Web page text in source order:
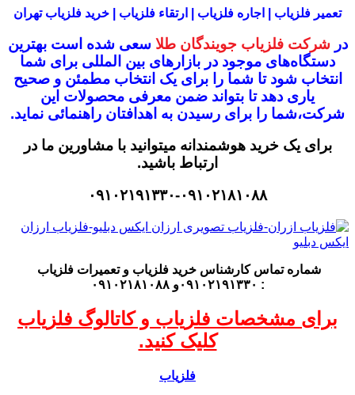
تعمیر فلزیاب | اجاره فلزیاب | ارتقاء فلزیاب | خرید فلزیاب تهران
در شرکت فلزیاب جویندگان طلا سعی شده است بهترین
دستگاه‌های موجود در بازار‌های بین المللی برای شما
انتخاب شودتا شما را برای یک انتخاب مطمئن و صحیح
یاری دهد تا بتواند ضمن معرفی محصولات این
شرکت،شما را برای رسیدن به اهدافتان راهنمائی نماید.
برای یک خرید هوشمندانه میتوانید با مشاورین ما در
ارتباط باشید.
۰۹۱۰۲۱۹۱۳۳۰-۰۹۱۰۲۱۸۱۰۸۸
شماره تماس کارشناس خرید فلزیاب و تعمیرات فلزیاب
: ۰۹۱۰۲۱۹۱۳۳۰و ۰۹۱۰۲۱۸۱۰۸۸
برای مشخصات فلزیاب و کاتالوگ فلزیاب
کلیک کنید.
فلزیاب